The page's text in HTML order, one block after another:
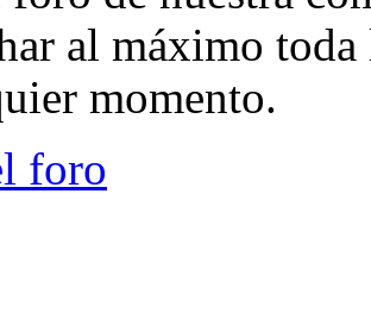
al máximo
momento.
foro